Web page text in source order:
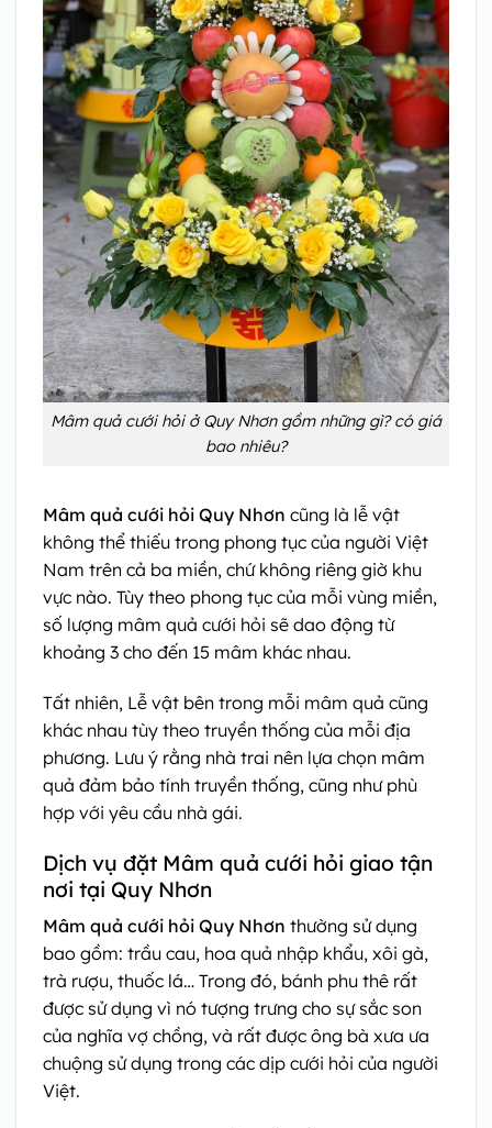
Mâm quả cưới hỏi ở Quy Nhơn gồm những gì? có giá
bao nhiêu?
Mâm quả cưới hỏi Quy Nhơn cũng là lễ vật
không thể thiếu trong phong tục của người Việt
Nam trên cả ba miền, chứ không riêng giờ khu
vực nào. Tùy theo phong tục của mỗi vùng miền,
số lượng mâm quả cưới hỏi sẽ dao động từ
khoảng 3 cho đến 15 mâm khác nhau.
Tất nhiên, Lễ vật bên trong mỗi mâm quả cũng
khác nhau tùy theo truyền thống của mỗi địa
phương. Lưu ý rằng nhà trai nên lựa chọn mâm
quả đảm bảo tính truyền thống, cũng như phù
hợp với yêu cầu nhà gái.
Dịch vụ đặt Mâm quả cưới hỏi giao tận
nơi tại Quy Nhơn
Mâm quả cưới hỏi Quy Nhơn thường sử dụng
bao gồm: trầu cau, hoa quả nhập khẩu, xôi gà,
trà rượu, thuốc lá… Trong đó, bánh phu thê rất
được sử dụng vì nó tượng trưng cho sự sắc son
của nghĩa vợ chồng, và rất được ông bà xưa ưa
chuộng sử dụng trong các dịp cưới hỏi của người
Việt.